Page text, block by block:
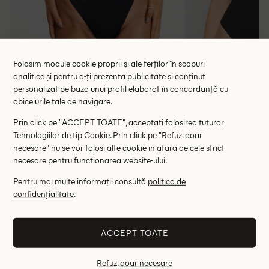
Chilot de baie ASOS, negru
RRP: 115.00 lei
32 42
Altii au fost interesati de
Folosim module cookie proprii și ale terților în scopuri
analitice și pentru a-ți prezenta publicitate și conținut
personalizat pe baza unui profil elaborat în concordanță cu
obiceiurile tale de navigare.
Prin click pe "ACCEPT TOATE", acceptati folosirea tuturor
Tehnologiilor de tip Cookie. Prin click pe "Refuz, doar
necesare" nu se vor folosi alte cookie in afara de cele strict
necesare pentru functionarea website-ului.
Pentru mai multe informații consultă politica de
confidențialitate.
ACCEPT TOATE
Refuz, doar necesare